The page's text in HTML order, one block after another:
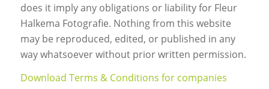
does it imply any obligations or liability for Fleur
Halkema Fotografie. Nothing from this website
may be reproduced, edited, or published in any
way whatsoever without prior written permission.
Download Terms & Conditions for companies